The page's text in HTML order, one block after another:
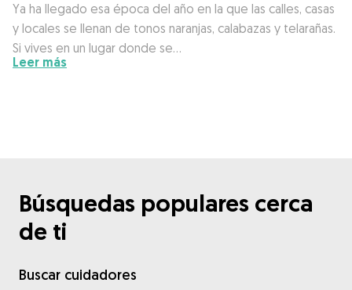
Ya ha llegado esa época del año en la que las calles, casas
y locales se llenan de tonos naranjas, calabazas y telarañas.
Si vives en un lugar donde se…
Leer más
Búsquedas populares cerca
de ti
Buscar cuidadores